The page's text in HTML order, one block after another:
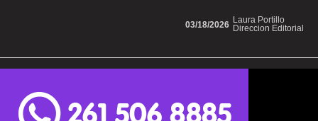
Laura Portillo
Direccion Editorial
03/18/2026